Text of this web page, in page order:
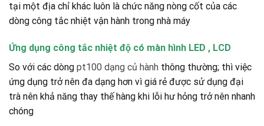
tại một địa chỉ khác luôn là chức năng nòng cốt của các
dòng công tắc nhiệt vận hành trong nhà máy
Ứng dụng công tắc nhiệt độ có màn hình LED , LCD
So với các dòng pt100 dạng củ hành thông thường; thì việc
ứng dụng trở nên đa dạng hơn vì giá rẻ được sử dụng đại
trà nên khả năng thay thế hàng khi lỗi hư hỏng trở nên nhanh
chóng